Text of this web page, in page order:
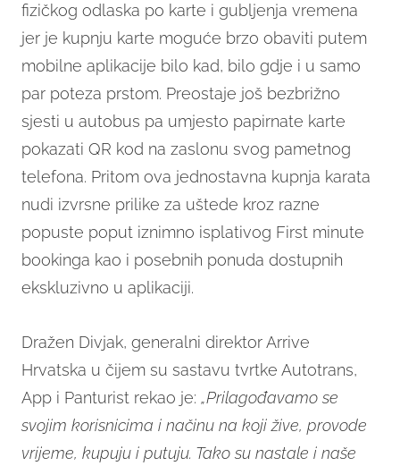
fizičkog odlaska po karte i gubljenja vremena
jer je kupnju karte moguće brzo obaviti putem
mobilne aplikacije bilo kad, bilo gdje i u samo
par poteza prstom. Preostaje još bezbrižno
sjesti u autobus pa umjesto papirnate karte
pokazati QR kod na zaslonu svog pametnog
telefona. Pritom ova jednostavna kupnja karata
nudi izvrsne prilike za uštede kroz razne
popuste poput iznimno isplativog First minute
bookinga kao i posebnih ponuda dostupnih
ekskluzivno u aplikaciji.
Dražen Divjak, generalni direktor Arrive
Hrvatska u čijem su sastavu tvrtke Autotrans,
App i Panturist rekao je: „Prilagođavamo se
svojim korisnicima i načinu na koji žive, provode
vrijeme, kupuju i putuju. Tako su nastale i naše